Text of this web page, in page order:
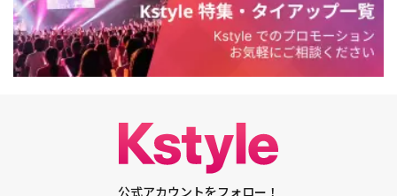
公式アカウントをフォロー！